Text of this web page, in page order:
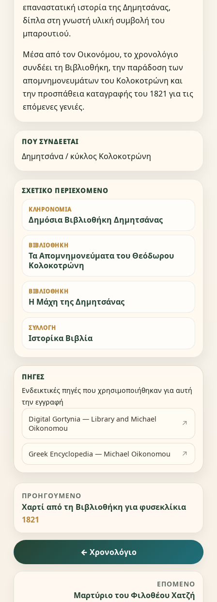
επαναστατική ιστορία της Δημητσάνας,
δίπλα στη γνωστή υλική συμβολή του
μπαρουτιού.
Μέσα από τον Οικονόμου, το χρονολόγιο
συνδέει τη Βιβλιοθήκη, την παράδοση των
απομνημονευμάτων του Κολοκοτρώνη και
την προσπάθεια καταγραφής του 1821 για τις
επόμενες γενιές.
ΠΟΎ ΣΥΝΔΈΕΤΑΙ
Δημητσάνα / κύκλος Κολοκοτρώνη
ΣΧΕΤΙΚΌ ΠΕΡΙΕΧΌΜΕΝΟ
ΚΛΗΡΟΝΟΜΙΆ
Δημόσια Βιβλιοθήκη Δημητσάνας
ΒΙΒΛΙΟΘΉΚΗ
Τα Απομνημονεύματα του Θεόδωρου
Κολοκοτρώνη
ΒΙΒΛΙΟΘΉΚΗ
Η Μάχη της Δημητσάνας
ΣΥΛΛΟΓΉ
Ιστορίκα Βιβλία
ΠΗΓΈΣ
Ενδεικτικές πηγές που χρησιμοποιήθηκαν για αυτή
την εγγραφή
Digital Gortynia — Library and Michael
Oikonomou
Greek Encyclopedia — Michael Oikonomou
ΠΡΟΗΓΟΎΜΕΝΟ
Χαρτί από τη Βιβλιοθήκη για φυσεκλίκια
1821
← Χρονολόγιο
ΕΠΌΜΕΝΟ
Μαρτύριο του Φιλοθέου Χατζή